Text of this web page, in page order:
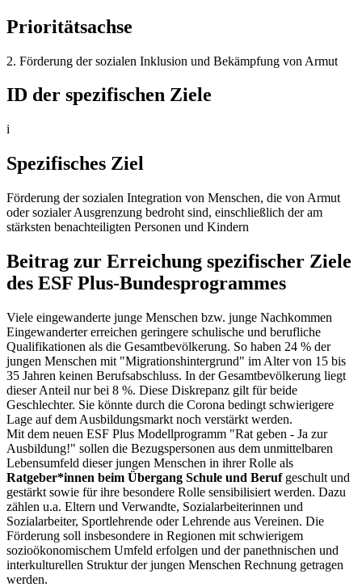
Prioritätsachse
2. Förderung der sozialen Inklusion und Bekämpfung von Armut
ID der spezifischen Ziele
i
Spezifisches Ziel
Förderung der sozialen Integration von Menschen, die von Armut
oder sozialer Ausgrenzung bedroht sind, einschließlich der am
stärksten benachteiligten Personen und Kindern
Beitrag zur Erreichung spezifischer Ziele
des ESF Plus-Bundesprogrammes
Viele eingewanderte junge Menschen bzw. junge Nachkommen
Eingewanderter erreichen geringere schulische und berufliche
Qualifikationen als die Gesamtbevölkerung. So haben 24 % der
jungen Menschen mit "Migrationshintergrund" im Alter von 15 bis
35 Jahren keinen Berufsabschluss. In der Gesamtbevölkerung liegt
dieser Anteil nur bei 8 %. Diese Diskrepanz gilt für beide
Geschlechter. Sie könnte durch die Corona bedingt schwierigere
Lage auf dem Ausbildungsmarkt noch verstärkt werden.
Mit dem neuen ESF Plus Modellprogramm "Rat geben - Ja zur
Ausbildung!" sollen die Bezugspersonen aus dem unmittelbaren
Lebensumfeld dieser jungen Menschen in ihrer Rolle als
Ratgeber*innen beim Übergang Schule und Berufgeschult und
gestärkt sowie für ihre besondere Rolle sensibilisiert werden. Dazu
zählen u.a. Eltern und Verwandte, Sozialarbeiterinnen und
Sozialarbeiter, Sportlehrende oder Lehrende aus Vereinen. Die
Förderung soll insbesondere in Regionen mit schwierigem
sozioökonomischem Umfeld erfolgen und der panethnischen und
interkulturellen Struktur der jungen Menschen Rechnung getragen
werden.